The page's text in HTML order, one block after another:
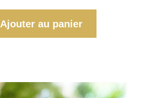
Ajouter au panier